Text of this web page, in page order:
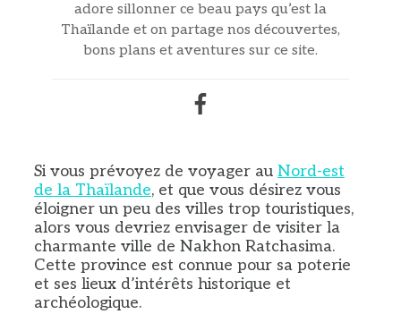
adore sillonner ce beau pays qu’est la
Thaïlande et on partage nos découvertes,
bons plans et aventures sur ce site.
Si vous prévoyez de voyager au Nord-est
de la Thaïlande, et que vous désirez vous
éloigner un peu des villes trop touristiques,
alors vous devriez envisager de visiter la
charmante ville de Nakhon Ratchasima.
Cette province est connue pour sa poterie
et ses lieux d’intérêts historique et
archéologique.